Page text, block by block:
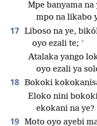
Mpe banyama
mpo na likabo
17 Liboso na ye,
oyo ezali te; +
Atalaka yango
oyo ezali ya
18 Bokoki
Eloko nini
ekokani na ye?
19 Moto oyo ayebi